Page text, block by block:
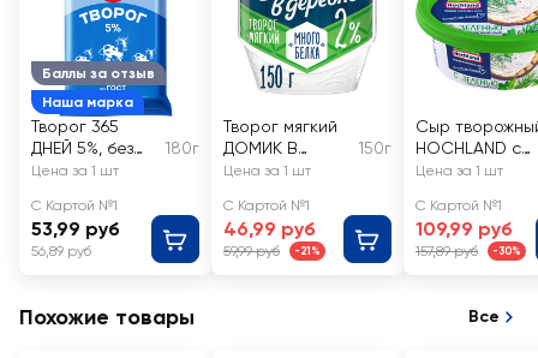
Баллы за отзыв
Наша марка
Творог 365
ДНЕЙ 5%, без
змж
180г
Цена за 1 шт
С Картой №1
53,99 руб
56,89 руб
Творог мягкий
ДОМИК В
ДЕРЕВНЕ 2%, без
150г
Цена за 1 шт
С Картой №1
46,99 руб
59,99 руб -21%
Сыр
HOCHLAND с
зеленью 60%,
Цена за 1 шт
С Картой №1
109,99 руб
157,89 руб -30%
Похожие товары Все